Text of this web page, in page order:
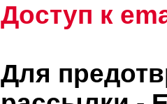
Доступ к
Для